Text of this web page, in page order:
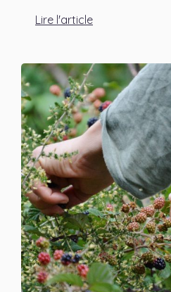
Lire l'article